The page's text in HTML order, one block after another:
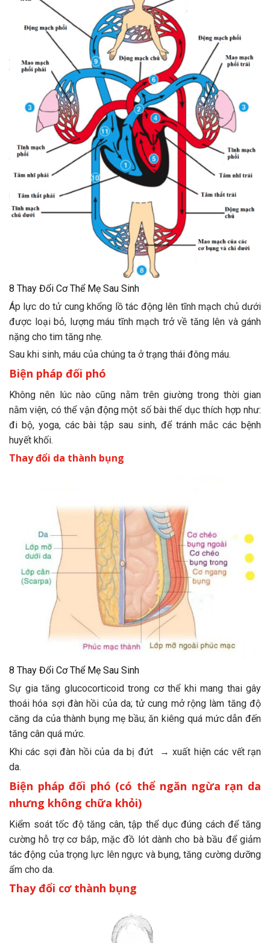
8 Thay Đổi Cơ Thể Mẹ Sau Sinh
Áp lực do tử cung khổng lồ tác động lên tĩnh mạch chủ dưới
được loại bỏ, lượng máu tĩnh mạch trở về tăng lên và gánh
nặng cho tim tăng nhẹ.
Sau khi sinh, máu của chúng ta ở trạng thái đông máu.
Biện pháp đối phó
Không nên lúc nào cũng nằm trên giường trong thời gian
nằm viện, có thể vận động một số bài thể dục thích hợp như:
đi bộ, yoga, các bài tập sau sinh, để tránh mắc các bệnh
huyết khối.
Thay đổi da thành bụng
8 Thay Đổi Cơ Thể Mẹ Sau Sinh
Sự gia tăng glucocorticoid trong cơ thể khi mang thai gây
thoái hóa sợi đàn hồi của da; tử cung mở rộng làm tăng độ
căng da của thành bụng mẹ bầu; ăn kiêng quá mức dẫn đến
tăng cân quá mức.
Khi các sợi đàn hồi của da bị đứt → xuất hiện các vết rạn
da.
Biện pháp đối phó (có thể ngăn ngừa rạn da
nhưng không chữa khỏi)
Kiểm soát tốc độ tăng cân, tập thể dục đúng cách để tăng
cường hỗ trợ cơ bắp, mặc đồ lót dành cho bà bầu để giảm
tác động của trọng lực lên ngực và bụng, tăng cường dưỡng
ẩm cho da.
Thay đổi cơ thành bụng